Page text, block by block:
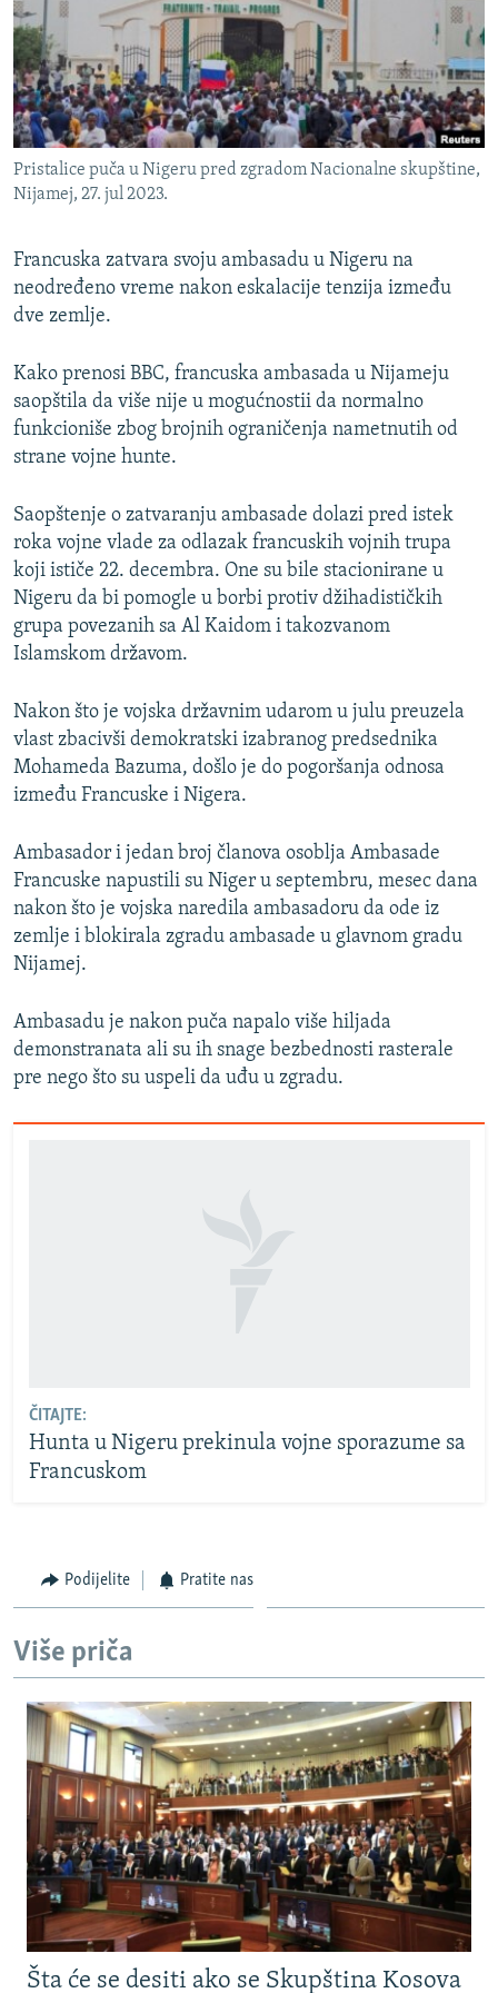
ISPRIČAJ MI
DNEVNO@RSE
SPECIJALI RSE
VIŠE OD NASLOVA
GENOCID U SREBRENICI
TV LIBERTY
POST SCRIPTUM
TRI DECENIJE OD RATA U BIH
SVE KARTE DEJTONA
NASTANAK I RASPAD JUGOSLAVIJE
PRATITE NAS
Sve RFE/RL stranice
Pristalice puča u Nigeru pred zgradom Nacionalne skupštine,
Nijamej, 27. jul 2023.
Francuska zatvara svoju ambasadu u Nigeru na
neodređeno vreme nakon eskalacije tenzija između
dve zemlje.
Kako prenosi BBC, francuska ambasada u Nijameju
saopštila da više nije u mogućnostii da normalno
funkcioniše zbog brojnih ograničenja nametnutih od
strane vojne hunte.
Saopštenje o zatvaranju ambasade dolazi pred istek
roka vojne vlade za odlazak francuskih vojnih trupa
koji ističe 22. decembra. One su bile stacionirane u
Nigeru da bi pomogle u borbi protiv džihadističkih
grupa povezanih sa Al Kaidom i takozvanom
Islamskom državom.
Nakon što je vojska državnim udarom u julu preuzela
vlast zbacivši demokratski izabranog predsednika
Mohameda Bazuma, došlo je do pogoršanja odnosa
između Francuske i Nigera.
Ambasador i jedan broj članova osoblja Ambasade
Francuske napustili su Niger u septembru, mesec dana
nakon što je vojska naredila ambasadoru da ode iz
zemlje i blokirala zgradu ambasade u glavnom gradu
Nijamej.
Ambasadu je nakon puča napalo više hiljada
demonstranata ali su ih snage bezbednosti rasterale
pre nego što su uspeli da uđu u zgradu.
ČITAJTE:
Hunta u Nigeru prekinula vojne sporazume sa
Francuskom
Podijelite Pratite nas
Više priča
Šta će se desiti ako se Skupština Kosova